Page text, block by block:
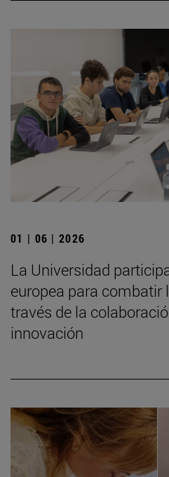
01 | 06 | 2026
La Universidad
europea para combatir
través de la
innovación